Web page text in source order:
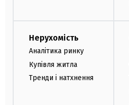
Нерухомість
Аналітика ринку
Купівля житла
Тренди і натхнення